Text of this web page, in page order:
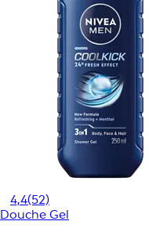
4,4(52)
Douche Gel